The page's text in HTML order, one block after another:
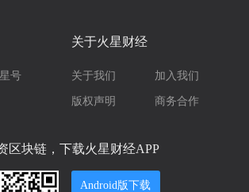
号
关于火星财经
关于我们 加入我们
版权声明 商务合作
区块链，下载火星财经APP
Android版下载